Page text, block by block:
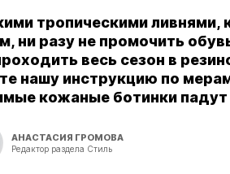
тропическими ливнями,
ни разу не промочить
весь сезон в
нашу инструкцию по
кожаные ботинки падут
АНАСТАСИЯ ГРОМОВА
Редактор раздела Стиль